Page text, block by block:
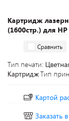
Картридж
(1600стр.) для
Сравнить
Тип печати:
КартриджТип
Картой
Заказать